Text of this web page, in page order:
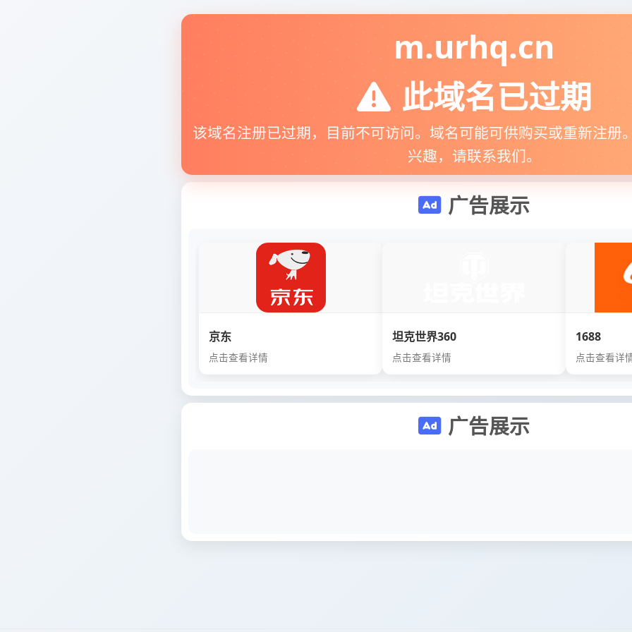
m.urhq.cn
此域名已过期
该域名注册已过期，目前不可访问。域名可能可供购买或重新注册
兴趣，请联系我们。
广告展示
京东
点击查看详情
坦克世界360
点击查看详情
1688
点击查看详
广告展示